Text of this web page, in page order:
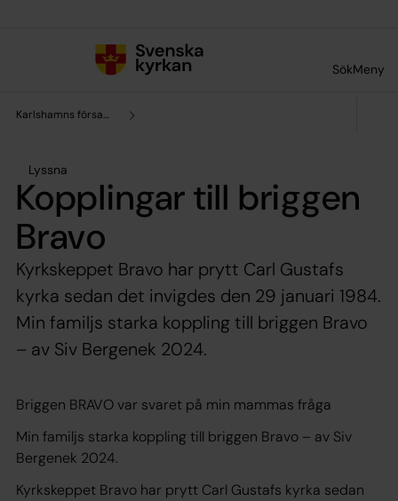
SökMeny
Karlshamns församling
Lyssna
Kopplingar till briggen
Bravo
Kyrkskeppet Bravo har prytt Carl Gustafs
kyrka sedan det invigdes den 29 januari 1984.
Min familjs starka koppling till briggen Bravo
– av Siv Bergenek 2024.
Briggen BRAVO var svaret på min mammas fråga
Min familjs starka koppling till briggen Bravo – av Siv
Bergenek 2024.
Kyrkskeppet Bravo har prytt Carl Gustafs kyrka sedan